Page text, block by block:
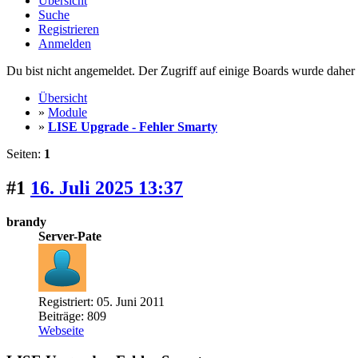
Suche
Registrieren
Anmelden
Du bist nicht angemeldet. Der Zugriff auf einige Boards wurde daher
Übersicht
» Module
» LISE Upgrade - Fehler Smarty
Seiten: 1
#1 16. Juli 2025 13:37
brandy
Server-Pate
Registriert: 05. Juni 2011
Beiträge: 809
Webseite